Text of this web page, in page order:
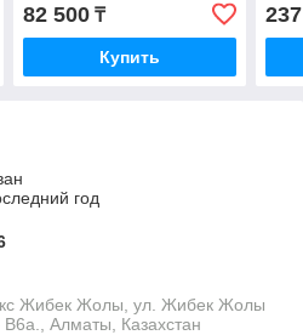
82 500₸
Купить
год
Жибек Жолы, ул. Жибек Жолы
Алматы, Казахстан